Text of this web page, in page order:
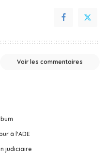
Voir les commentaires
à l'ADE
judiciaire